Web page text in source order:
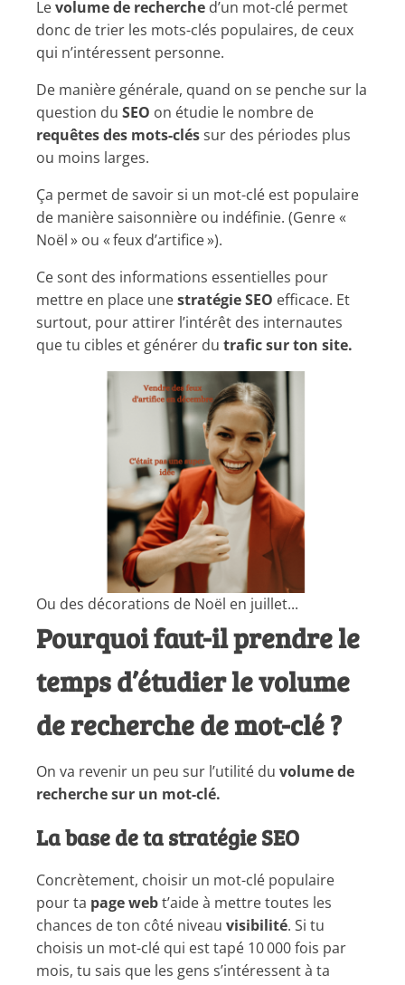
Levolume de recherche d’un mot-clé permet
donc de trier les mots-clés populaires, de ceux
qui n’intéressent personne.
De manière générale, quand on se penche sur la
question du SEO on étudie le nombre de
requêtes des mots-cléssur des périodes plus
ou moins larges.
Ça permet de savoir si un mot-clé est populaire
de manière saisonnière ou indéfinie. (Genre «
Noël » ou « feux d’artifice »).
Ce sont des informations essentielles pour
mettre en place unestratégie SEO efficace. Et
surtout, pour attirer l’intérêt des internautes
que tu cibles et générer du trafic sur ton site.
Ou des décorations de Noël en juillet...
Pourquoi faut-il prendre le
temps d’étudier le volume
de recherche de mot-clé ?
On va revenir un peu sur l’utilité du volume de
recherche sur un mot-clé.
La base de ta stratégie SEO
Concrètement, choisir un mot-clé populaire
pour ta page webt’aide à mettre toutes les
chances de ton côté niveau visibilité. Si tu
choisis un mot-clé qui est tapé 10 000 fois par
mois, tu sais que les gens s’intéressent à ta